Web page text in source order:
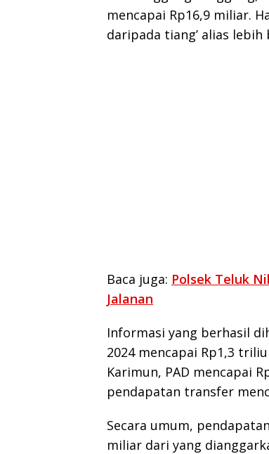
mencapai Rp16,9 miliar.
daripada tiang’ alias
Baca juga: Polsek Teluk
Jalanan
Informasi yang berhasil
2024 mencapai Rp1,3
Karimun, PAD mencapai
pendapatan transfer
Secara umum,
miliar dari yang